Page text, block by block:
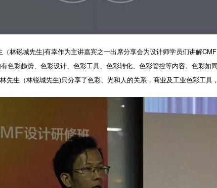
锐城先生)有幸作为主讲嘉宾之一出席分享会为设计师学员们讲解
色彩趋势、色彩设计、色彩工具、色彩转化、色彩管控等内容。色彩
生（林锐城先生)只分享了色彩、光和人的关系，商业及工业色彩工具